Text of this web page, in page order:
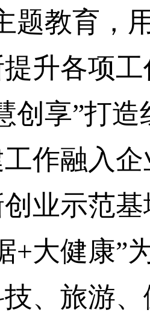
题教育，
升各项
创享”打
作融入
创业示范
+大健康”
、旅游